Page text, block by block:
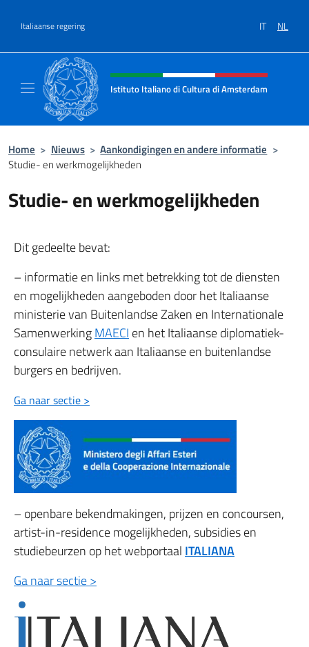
Italiaanse regering IT NL
Intestazione sito, social e menù
Istituto Italiano di Cultura di Amsterdam
Home > Nieuws > Aankondigingen en andere informatie >
Studie- en werkmogelijkheden
Studie- en werkmogelijkheden
Dit gedeelte bevat:
– informatie en links met betrekking tot de diensten
en mogelijkheden aangeboden door het Italiaanse
ministerie van Buitenlandse Zaken en Internationale
SamenwerkingMAECI en het Italiaanse diplomatiek-
consulaire netwerk aan Italiaanse en buitenlandse
burgers en bedrijven.
Ga naar sectie >
– openbare bekendmakingen, prijzen en concoursen,
artist-in-residence mogelijkheden, subsidies en
studiebeurzen op het webportaal ITALIANA
Ga naar sectie >